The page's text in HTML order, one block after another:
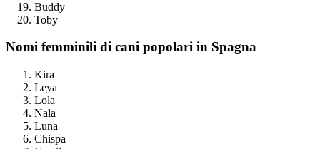
Buddy
Toby
Nomi femminili di cani popolari in Spagna
Kira
Leya
Lola
Nala
Luna
Chispa